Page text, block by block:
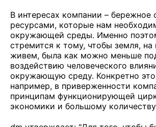
В интересах компании – бережное
ресурсами, которые нам
окружающей среды. Именно
стремится к тому, чтобы земля,
живем, была как можно меньше
воздействию человеческого
окружающую среду. Конкретно это
например, в приверженности
принципам функционирующей
экономики и большому